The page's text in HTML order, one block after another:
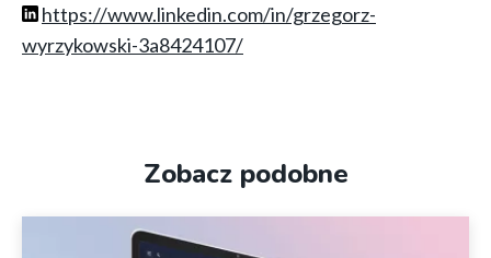
https://www.linkedin.com/in/grzegorz-
wyrzykowski-3a8424107/
oknie
Zobacz podobne